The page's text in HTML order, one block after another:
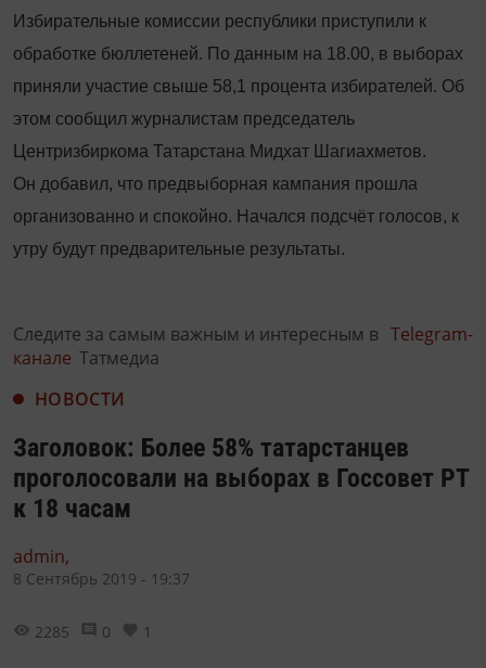
Избирательные комиссии республики приступили к
обработке бюллетеней. По данным на 18.00, в выборах
приняли участие свыше 58,1 процента избирателей. Об
этом сообщил журналистам председатель
Центризбиркома Татарстана Мидхат Шагиахметов.
Он добавил, что предвыборная кампания прошла
организованно и спокойно. Начался подсчёт голосов, к
утру будут предварительные результаты.
Следите за самым важным и интересным в Telegram-
канале Татмедиа
НОВОСТИ
Заголовок: Более 58% татарстанцев
проголосовали на выборах в Госсовет РТ
к 18 часам
admin,
8 Сентябрь 2019 - 19:37
2285 0 1